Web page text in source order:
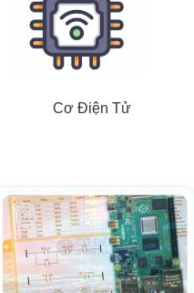
Cơ Điện Tử